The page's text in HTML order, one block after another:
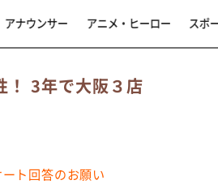
アナウンサー アニメ・ヒーロー スポ
！ 3年で大阪３店
ト回答のお願い